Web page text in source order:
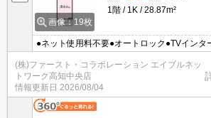
画像：19枚
1階
1K 28.87m²
●ネット使用料不要●オートロック●TVインタ
防犯カメラ●エアコン●照明付き
(株)ファースト・コラボレーション エイブルネッ
トワーク高知中央店
情報更新日 2026/08/04